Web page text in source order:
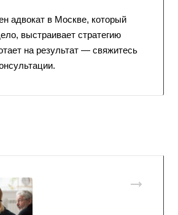
адвокат в Москве, который
выстраивает стратегию
на результат — свяжитесь